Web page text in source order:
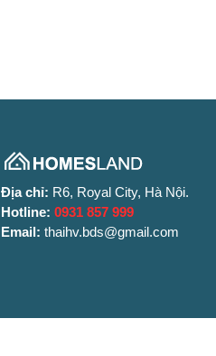
Địa chỉ: R6, Royal City, Hà Nội.
Hotline: 0931 857 999
Email: thaihv.bds@gmail.com